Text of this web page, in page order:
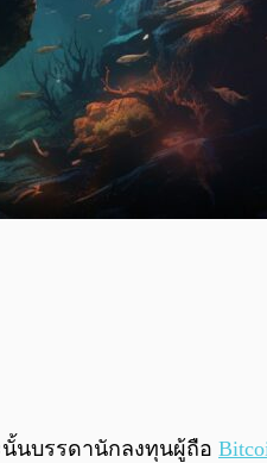
นบรรดานักลงทุนผู้ถือ